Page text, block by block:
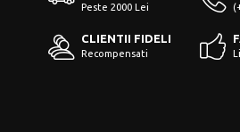
Peste 2000 Lei
CLIENTII FIDELI
Recompensati